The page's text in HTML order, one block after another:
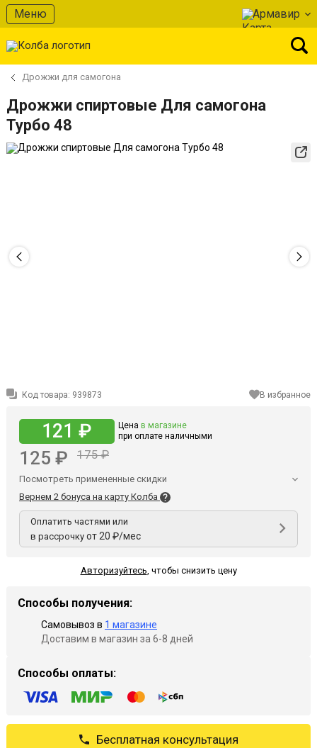
Меню Армавир
Дрожжи для самогона
Дрожжи спиртовые Для самогона
Турбо 48
Код товара: 939873 В избранное
121 ₽ Цена в магазине
при оплате наличными
125 ₽ 175 ₽
Посмотреть примененные скидки
Вернем 2 бонуса на карту Колба
Оплатить частями или
в рассрочку от 20 ₽/мес
Авторизуйтесь чтобы снизить цену
Способы получения:
Самовывоз в 1 магазине
Доставим в магазин за 6-8 дней
Способы оплаты:
Бесплатная консультация